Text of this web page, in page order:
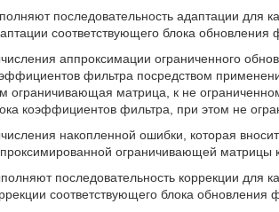
последовательность адаптации для
соответствующего блока
аппроксимации ограниченного
фильтра посредством
ограничивающая матрица, к не
коэффициентов фильтра, при этом не
накопленной ошибки, которая
ограничивающей матрицы
последовательность коррекции для
соответствующего блока обновления